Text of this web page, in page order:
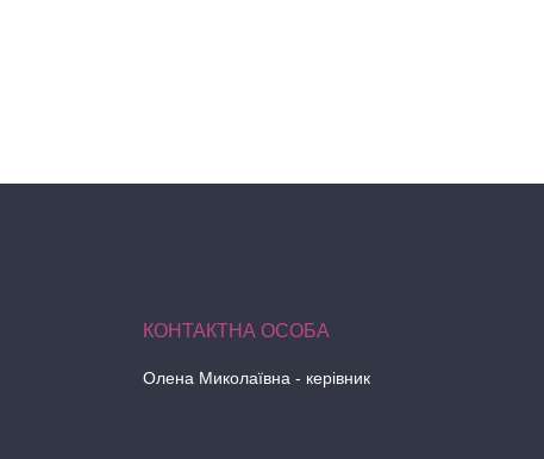
Олена Миколаївна - керівник